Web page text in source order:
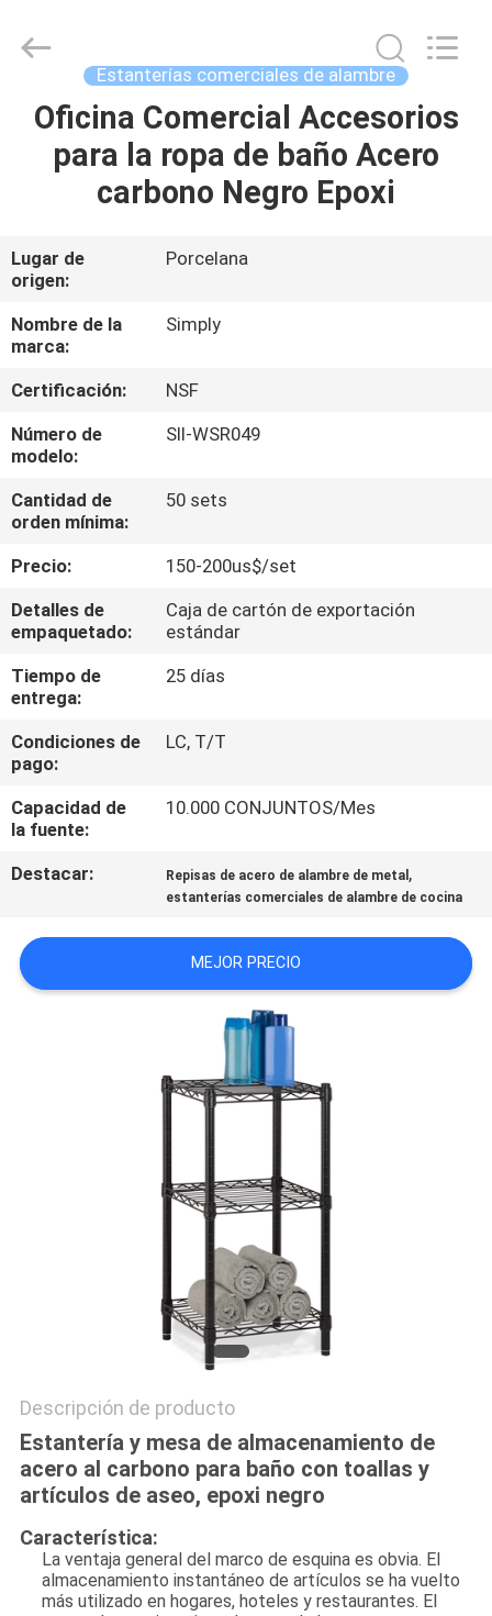
HOGAR
PRODUCTOS
SOBRE
NOSOTROS
VIAJE
DE
LA
DE
CALIDAD
ÉNTRENOS
EN
CONTACTO
CON
PIDA
CITA
Rights
Estanterías comerciales de alambre
Oficina Comercial Accesorios
para la ropa de baño Acero
carbono Negro Epoxi
Lugar de
origen:
Porcelana
Nombre de la
marca:
Simply
Certificación:
NSF
Número de
modelo:
SII-WSR049
Cantidad de
orden mínima:
50 sets
Precio:
150-200us$/set
Detalles de
empaquetado:
Caja de cartón de exportación
estándar
Tiempo de
entrega:
25 días
Condiciones de
pago:
LC, T/T
Capacidad de
la fuente:
10.000 CONJUNTOS/Mes
Destacar: Repisas de acero de alambre de metal ,
estanterías comerciales de alambre de cocina
MEJOR PRECIO
Descripción de producto
Estantería y mesa de almacenamiento de
acero al carbono para baño con toallas y
artículos de aseo, epoxi negro
Característica:
La ventaja general del marco de esquina es obvia. El
almacenamiento instantáneo de artículos se ha vuelto
más utilizado en hogares, hoteles y restaurantes. El